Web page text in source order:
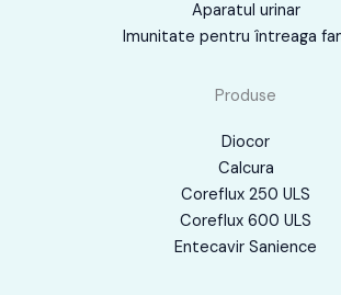
Aparatul urinar
Imunitate pentru întreaga
Produse
Diocor
Calcura
Coreflux 250 ULS
Coreflux 600 ULS
Entecavir Sanience